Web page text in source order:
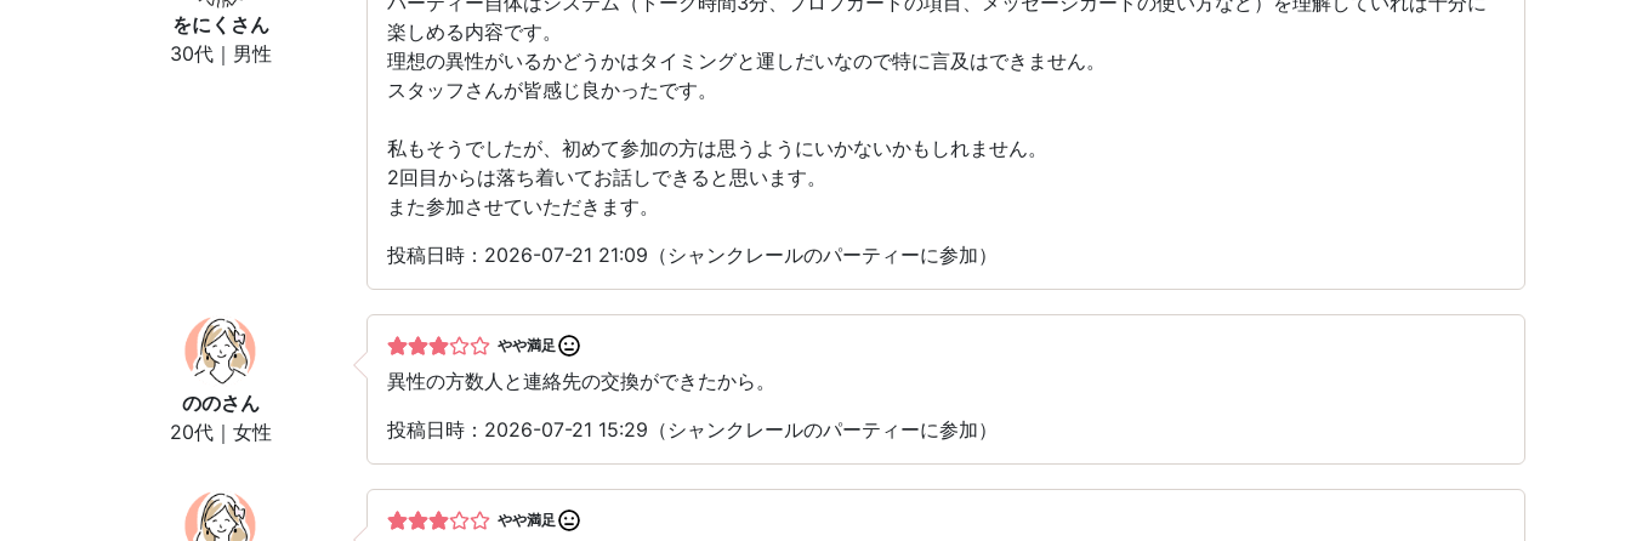
をにく さん
30代｜男性
楽しめる内容です。
理想の異性がいるかどうかはタイミングと運しだいなので特に言及はできません。
スタッフさんが皆感じ良かったです。
私もそうでしたが、初めて参加の方は思うようにいかないかもしれません。
2回目からは落ち着いてお話しできると思います。
また参加させていただきます。
投稿日時：2026-07-21 21:09（シャンクレールのパーティーに参加）
ののさん
20代｜女性
やや満足
異性の方数人と連絡先の交換ができたから。
投稿日時：2026-07-21 15:29（シャンクレールのパーティーに参加）
やや満足